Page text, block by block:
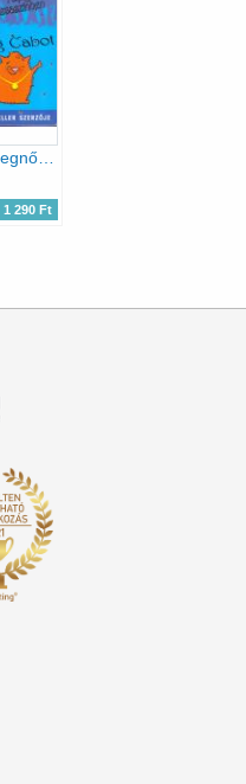
1 290 Ft